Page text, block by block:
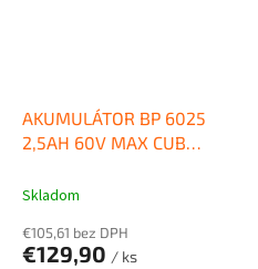
AKUMULÁTOR BP 6025
2,5AH 60V MAX CUB
Skladom
€105,61 bez DPH
€129,90 / ks